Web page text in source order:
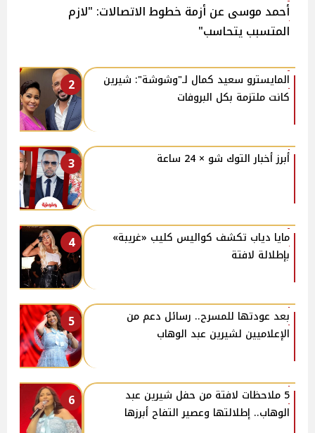
أحمد موسى عن أزمة خطوط الاتصالات: "لازم
المتسبب يتحاسب"
2
المايسترو سعيد كمال لـ"وشوشة": شيرين
كانت ملتزمة بكل البروفات
3 أبرز أخبار التوك شو × 24 ساعة
4
مايا دياب تكشف كواليس كليب «غريبة»
بإطلالة لافتة
5
بعد عودتها للمسرح.. رسائل دعم من
الإعلاميين لشيرين عبد الوهاب
6
5 ملاحظات لافتة من حفل شيرين عبد
الوهاب.. إطلالتها وعصير التفاح أبرزها